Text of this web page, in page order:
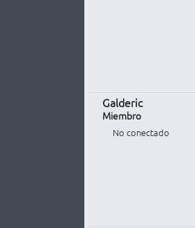
Galderic
Miembro
No conectado